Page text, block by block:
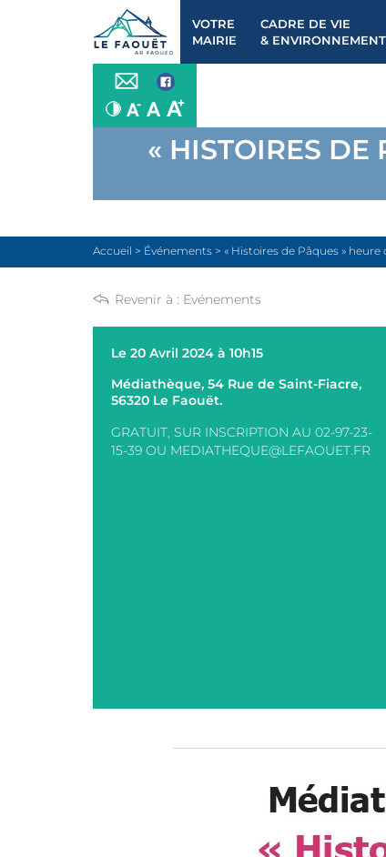
VOTRE
MAIRIE
CADRE DE VIE
& ENVIRONNEMENT
« HISTOIRES DE
Accueil > Événements > « Histoires de Pâques »
Revenir à : Evénements
Le 20 Avril 2024 à 10h15
Médiathèque, 54 Rue de Saint-Fiacre,
56320 Le Faouët.
GRATUIT, SUR INSCRIPTION AU 02-97-23-
15-39 OU MEDIATHEQUE@LEFAOUET.FR